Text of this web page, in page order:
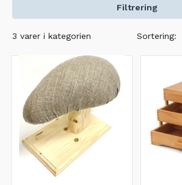
Filtrering
3 varer i kategorien Sortering: